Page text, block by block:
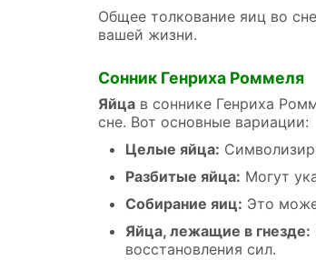
Общее толкование яиц во
вашей жизни.
Сонник Генриха Роммеля
Яйца в соннике Генриха
сне. Вот основные вариации:
Целые яйца:
Разбитые яйца: Могут
Собирание яиц: Это
Яйца, лежащие в гнезде:
восстановления сил.